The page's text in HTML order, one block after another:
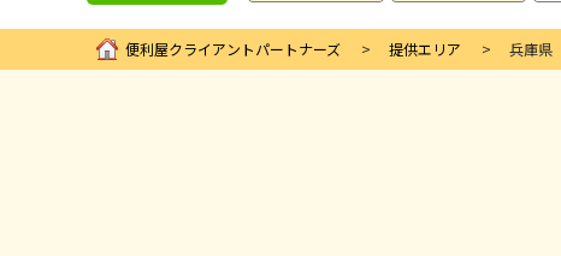
便利屋クライアントパートナーズ 提供エリア 兵庫県